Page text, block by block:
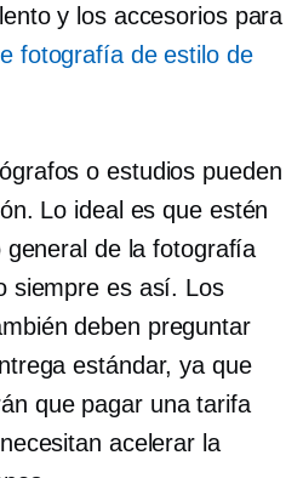
y los accesorios para
fotografía de estilo de
o estudios pueden
Lo ideal es que estén
general de la fotografía
siempre es así. Los
deben preguntar
estándar, ya que
que pagar una tarifa
acelerar la